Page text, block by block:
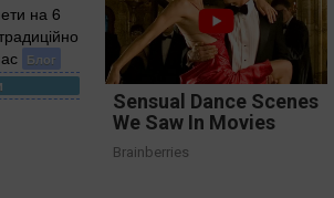
на 6
Блог
Sensual Dance Scenes
We Saw In Movies
Brainberries